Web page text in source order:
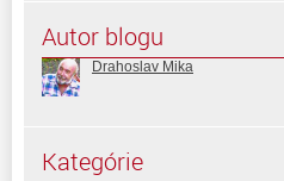
Autor blogu
Drahoslav Mika
Kategórie